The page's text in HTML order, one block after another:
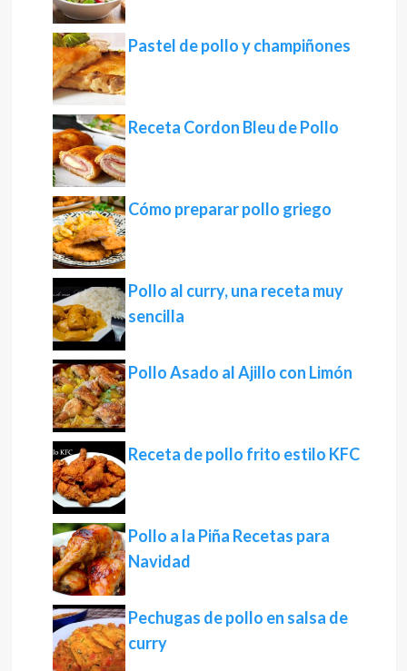
Pastel de pollo y champiñones
Receta Cordon Bleu de Pollo
Cómo preparar pollo griego
Pollo al curry, una receta muy
sencilla
Pollo Asado al Ajillo con Limón
Receta de pollo frito estilo KFC
Pollo a la Piña Recetas para
Navidad
Pechugas de pollo en salsa de
curry